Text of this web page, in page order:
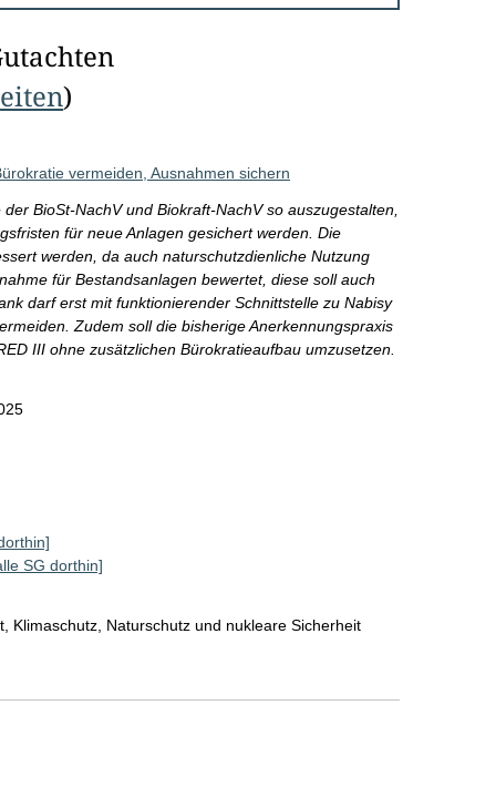
)
vermeiden, Ausnahmen sichern
BioSt-NachV und Biokraft-NachV so auszugestalten,
für neue Anlagen gesichert werden. Die
werden, da auch naturschutzdienliche Nutzung
für Bestandsanlagen bewertet, diese soll auch
darf erst mit funktionierender Schnittstelle zu Nabisy
Zudem soll die bisherige Anerkennungspraxis
III ohne zusätzlichen Bürokratieaufbau umzusetzen.
SG dorthin]
Klimaschutz, Naturschutz und nukleare Sicherheit